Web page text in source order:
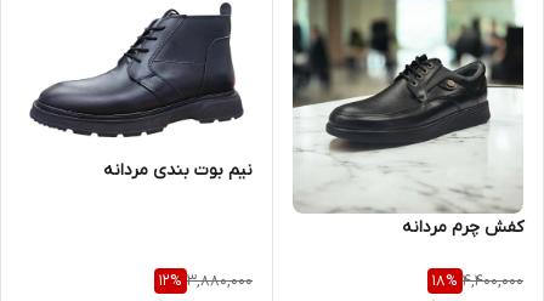
کفش چرم مردانه
4,400,000
18%
نیم بوت بندی مردانه
3,880,000
12%